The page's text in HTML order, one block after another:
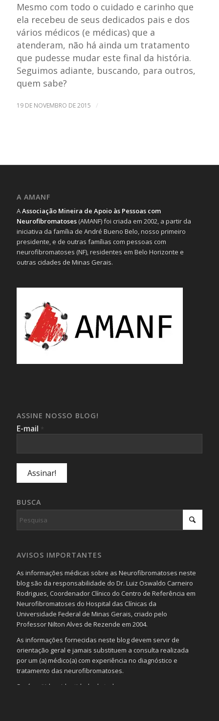
Mesmo com todo o cuidado e carinho que
ela recebeu de seus dedicados pais e dos
vários médicos (e médicas) que a
atenderam, não há ainda um tratamento
que pudesse mudar este final da história.
Seguimos adiante, buscando, para outros,
quem sabe?
19 DE NOVEMBRO DE 2015 /
A AMANF
AAssociação Mineira de Apoio às Pessoas com
Neurofibromatoses(AMANF) foi criada em 2002, a partir da
iniciativa da família de André Bueno Belo, nosso primeiro
presidente, e de outras famílias com pessoas com
neurofibromatoses (NF), residentes em Belo Horizonte e
outras cidades de Minas Gerais.
ASSINE NOSSO BLOG!
E-mail *
BUSCA
AVISOS IMPORTANTES
As informações médicas sobre as Neurofibromatoses neste
blog são da responsabilidade do Dr. Luiz Oswaldo Carneiro
Rodrigues, Coordenador Clínico do Centro de Referência em
Neurofibromatoses do Hospital das Clínicas da
Universidade Federal de Minas Gerais, criado pelo
Professor Nilton Alves de Rezende em 2004.
As informações fornecidas neste blog devem servir de
orientação geral e jamais substituem a consulta realizada
por um (a) médico(a) com experiência no diagnóstico e
tratamento das neurofibromatoses.
Será omitida a identidade de todas as pessoas que